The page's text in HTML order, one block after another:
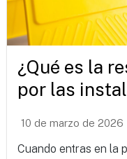
¿Qué es la
por las
10 de marzo de 2026
Cuando entras en la